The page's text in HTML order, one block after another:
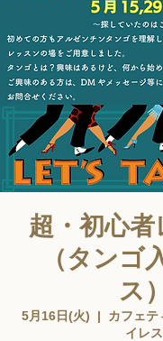
超・初心
（タンゴ
ス）
5月16日(火)
  |
カフェテ
イレス